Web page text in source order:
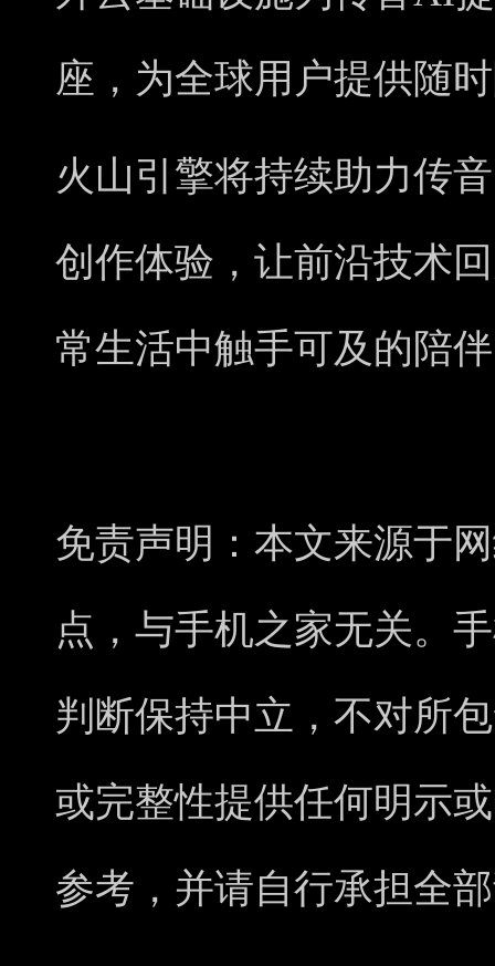
座，为全球用户提供随
火山引擎将持续助力传
创作体验，让前沿技术
常生活中触手可及的陪
免责声明：本文来源于
点，与手机之家无关。
判断保持中立，不对所
或完整性提供任何明示
参考，并请自行承担全